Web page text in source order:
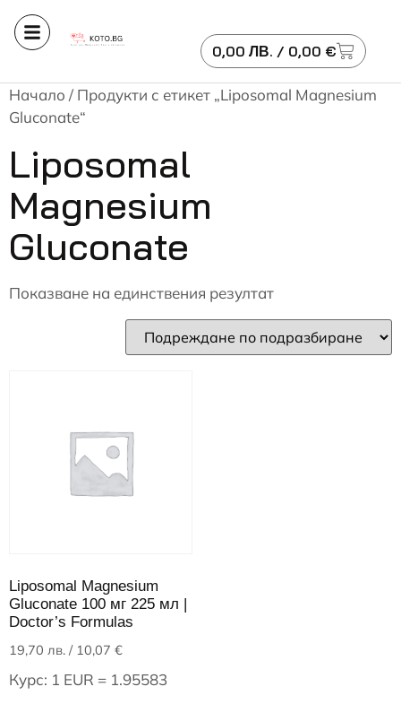
0,00 ЛВ. / 0,00 €
Начало / Продукти с етикет „Liposomal Magnesium
Gluconate“
Liposomal
Magnesium
Gluconate
Показване на единствения резултат
Liposomal Magnesium
Gluconate 100 мг 225 мл |
Doctor’s Formulas
19,70 лв. / 10,07 €
Курс: 1 EUR = 1.95583